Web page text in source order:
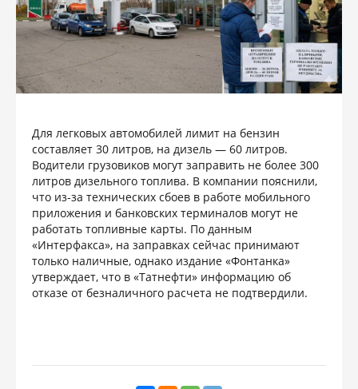
Для легковых автомобилей лимит на бензин
составляет 30 литров, на дизель — 60 литров.
Водители грузовиков могут заправить не более 300
литров дизельного топлива. В компании пояснили,
что из-за технических сбоев в работе мобильного
приложения и банковских терминалов могут не
работать топливные карты. По данным
«Интерфакса», на заправках сейчас принимают
только наличные, однако издание «Фонтанка»
утверждает, что в «Татнефти» информацию об
отказе от безналичного расчета не подтвердили.